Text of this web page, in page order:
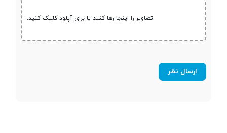
تصاویر را اینجا رها کنید یا برای آپلود کلیک کنید.